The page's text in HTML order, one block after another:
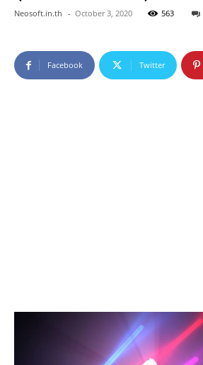
Neosoft.in.th - October 3, 2020 563
Facebook Twitter